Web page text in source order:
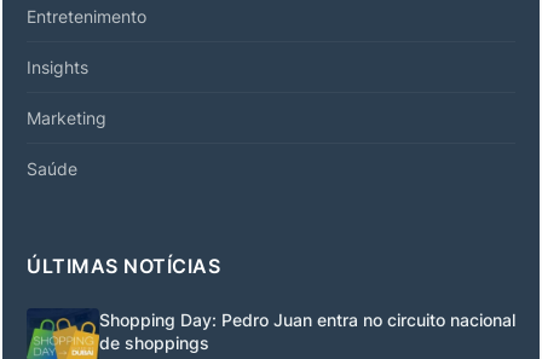
Entretenimento
Insights
Marketing
Saúde
ÚLTIMAS NOTÍCIAS
Shopping Day: Pedro Juan entra no circuito nacional
de shoppings